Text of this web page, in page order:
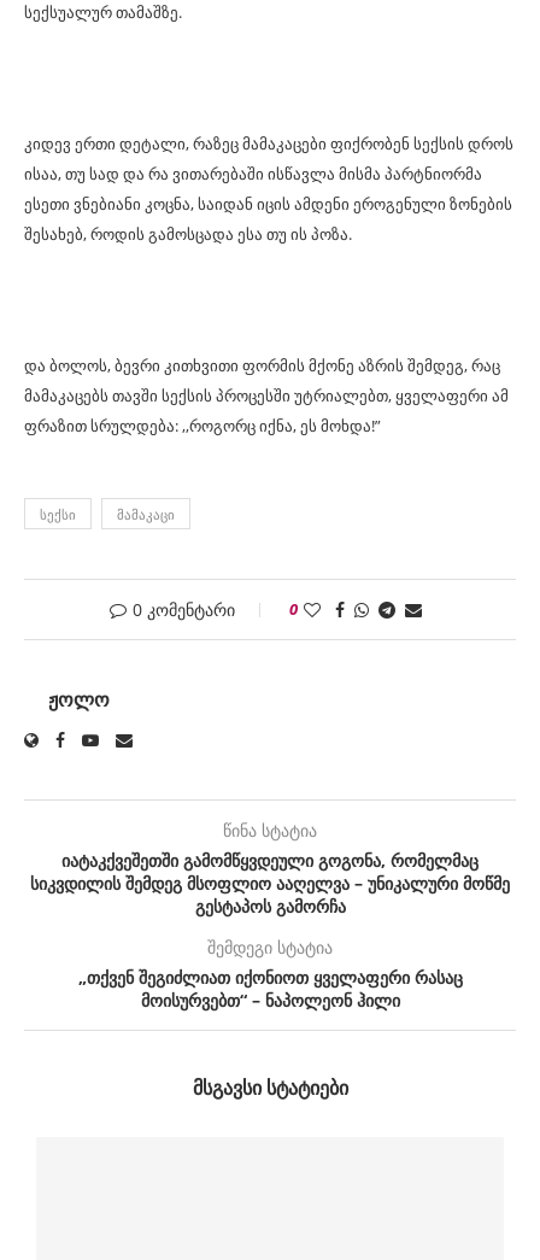
სექსუალურ თამაშზე.
კიდევ ერთი დეტალი, რაზეც მამაკაცები ფიქრობენ სექსის დროს
ისაა, თუ სად და რა ვითარებაში ისწავლა მისმა პარტნიორმა
ესეთი ვნებიანი კოცნა, საიდან იცის ამდენი ეროგენული ზონების
შესახებ, როდის გამოსცადა ესა თუ ის პოზა.
და ბოლოს, ბევრი კითხვითი ფორმის მქონე აზრის შემდეგ, რაც
მამაკაცებს თავში სექსის პროცესში უტრიალებთ, ყველაფერი ამ
ფრაზით სრულდება: ,,როგორც იქნა, ეს მოხდა!”
ᲡᲔᲥᲡᲘ ᲛᲐᲛᲐᲙᲐᲪᲘ
0 კომენტარი 0
ᲟᲝᲚᲝ
წინა სტატია
იატაკქვეშეთში გამომწყვდეული გოგონა, რომელმაც
სიკვდილის შემდეგ მსოფლიო ააღელვა – უნიკალური მოწმე
გესტაპოს გამორჩა
შემდეგი სტატია
„თქვენ შეგიძლიათ იქონიოთ ყველაფერი რასაც
მოისურვებთ“ – ნაპოლეონ ჰილი
ᲛᲡᲒᲐᲕᲡᲘ ᲡᲢᲐᲢᲘᲔᲑᲘ